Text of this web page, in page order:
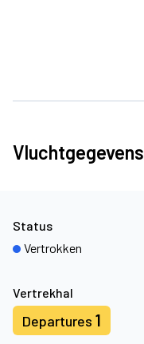
Vluchtgegevens
Vertrekhal
Departures 1
Status
Vertrokken